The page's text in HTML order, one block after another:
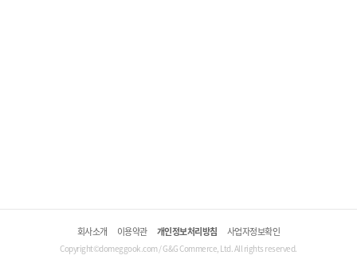
회사소개 이용약관 개인정보처리방침 사업자정보확인
Copyright©domeggook.com / G&G Commerce, Ltd. All rights reserved.